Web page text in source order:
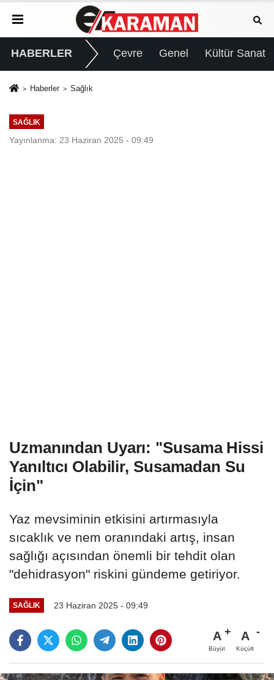
HABERLER Çevre Genel Kültür Sanat
Haberler Sağlık
SAĞLIK
Yayınlanma: 23 Haziran 2025 - 09:49
Uzmanından Uyarı: "Susama Hissi
Yanıltıcı Olabilir, Susamadan Su
İçin"
Yaz mevsiminin etkisini artırmasıyla
sıcaklık ve nem oranındaki artış, insan
sağlığı açısından önemli bir tehdit olan
"dehidrasyon" riskini gündeme getiriyor.
SAĞLIK 23 Haziran 2025 - 09:49
A
Büyüt
A
Küçült